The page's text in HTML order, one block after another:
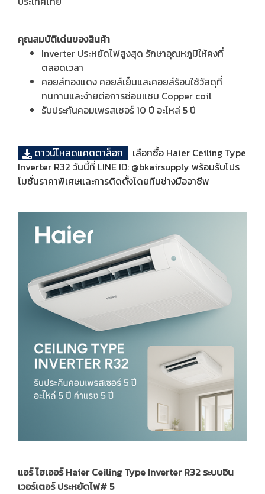
คุณสมบัติเด่นของสินค้า
Inverter ประหยัดไฟสูงสุด รักษาอุณหภูมิให้คงที่
ตลอดเวลา
คอยล์ทองแดง คอยล์เย็นและคอยล์ร้อนใช้วัสดุที่
ทนทานและง่ายต่อการซ่อมแซม Copper coil
รับประกันคอมเพรสเซอร์ 10 ปี อะไหล่ 5 ปี
ดาวน์โหลดแคตตาล็อก
เลือกซื้อ Haier Ceiling Type
Inverter R32 วันนี้ที่ LINE ID: @bkairsupply พร้อมรับโปร
โมชั่นราคาพิเศษและการติดตั้งโดยทีมช่างมืออาชีพ
แอร์ ไฮเออร์ Haier Ceiling Type Inverter R32 ระบบอิน
เวอร์เตอร์ ประหยัดไฟ# 5